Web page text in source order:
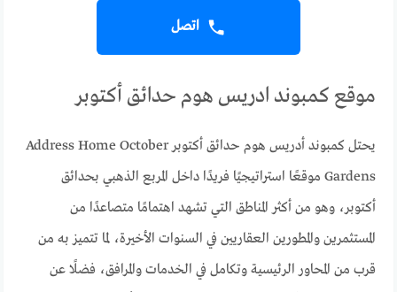
اتصل
موقع كمبوند ادريس هوم حدائق أكتوبر
يحتل كمبوند أدريس هوم حدائق أكتوبر Address Home October
Gardens موقعًا استراتيجيًا فريدًا داخل المربع الذهبي بحدائق
أكتوبر، وهو من أكثر المناطق التي تشهد اهتمامًا متصاعدًا من
المستثمرين والمطورين العقاريين في السنوات الأخيرة، لما تتميز به من
قرب من المحاور الرئيسية وتكامل في الخدمات والمرافق، فضلًا عن